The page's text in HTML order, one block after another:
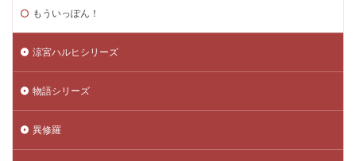
もういっぽん！
涼宮ハルヒシリーズ
物語シリーズ
異修羅